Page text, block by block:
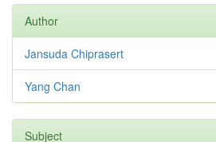
Author
Jansuda Chiprasert
Yang Chan
Subject